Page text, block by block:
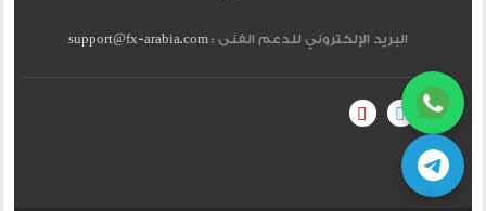
البريد الإلكتروني للدعم الفنى :support@fx-arabia.com